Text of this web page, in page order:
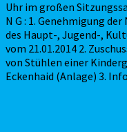
Uhr im großen
N G : 1. Genehmigung
des Haupt-, Jugend-,
vom 21.01.2014 2.
von Stühlen einer
Eckenhaid (Anlage) 3.